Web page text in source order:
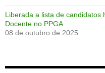
Liberada a lista de candidatos
Docente no PPGA
08 de outubro de 2025